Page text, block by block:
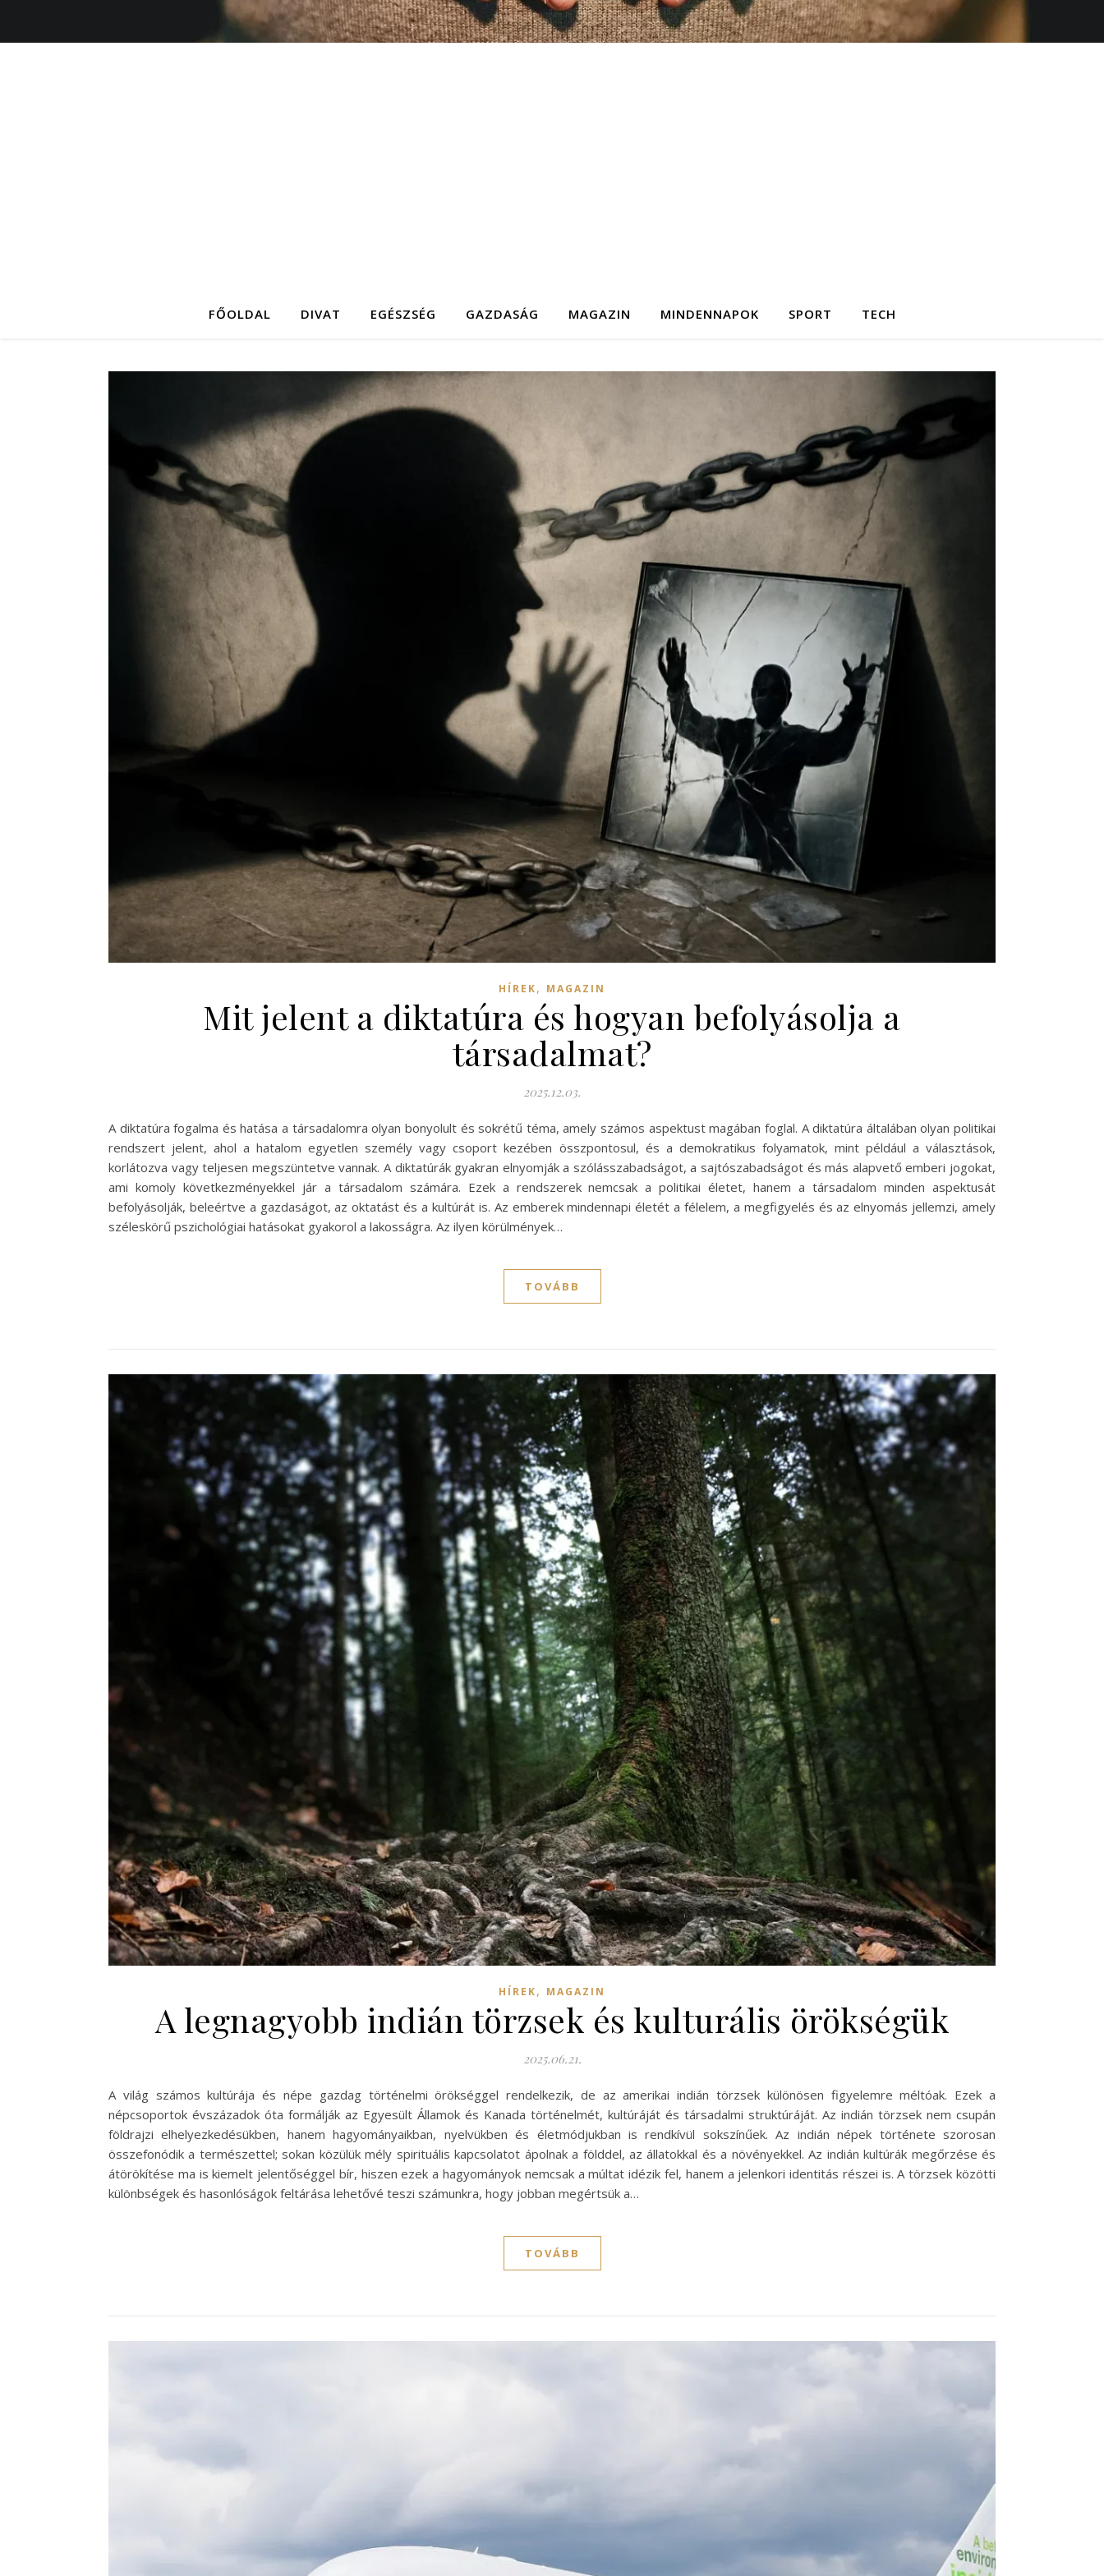
FŐOLDAL DIVAT EGÉSZSÉG GAZDASÁG MAGAZIN MINDENNAPOK SPORT TECH
HÍREK, MAGAZIN
Mit jelent a diktatúra és hogyan befolyásolja a
társadalmat?
2025.12.03.
A diktatúra fogalma és hatása a társadalomra olyan bonyolult és sokrétű téma, amely számos aspektust magában foglal. A diktatúra általában olyan politikai
rendszert jelent, ahol a hatalom egyetlen személy vagy csoport kezében összpontosul, és a demokratikus folyamatok, mint például a választások,
korlátozva vagy teljesen megszüntetve vannak. A diktatúrák gyakran elnyomják a szólásszabadságot, a sajtószabadságot és más alapvető emberi jogokat,
ami komoly következményekkel jár a társadalom számára. Ezek a rendszerek nemcsak a politikai életet, hanem a társadalom minden aspektusát
befolyásolják, beleértve a gazdaságot, az oktatást és a kultúrát is. Az emberek mindennapi életét a félelem, a megfigyelés és az elnyomás jellemzi, amely
széleskörű pszichológiai hatásokat gyakorol a lakosságra. Az ilyen körülmények…
TOVÁBB
HÍREK, MAGAZIN
A legnagyobb indián törzsek és kulturális örökségük
2025.06.21.
A világ számos kultúrája és népe gazdag történelmi örökséggel rendelkezik, de az amerikai indián törzsek különösen figyelemre méltóak. Ezek a
népcsoportok évszázadok óta formálják az Egyesült Államok és Kanada történelmét, kultúráját és társadalmi struktúráját. Az indián törzsek nem csupán
földrajzi elhelyezkedésükben, hanem hagyományaikban, nyelvükben és életmódjukban is rendkívül sokszínűek. Az indián népek története szorosan
összefonódik a természettel; sokan közülük mély spirituális kapcsolatot ápolnak a földdel, az állatokkal és a növényekkel. Az indián kultúrák megőrzése és
átörökítése ma is kiemelt jelentőséggel bír, hiszen ezek a hagyományok nemcsak a múltat idézik fel, hanem a jelenkori identitás részei is. A törzsek közötti
különbségek és hasonlóságok feltárása lehetővé teszi számunkra, hogy jobban megértsük a…
TOVÁBB